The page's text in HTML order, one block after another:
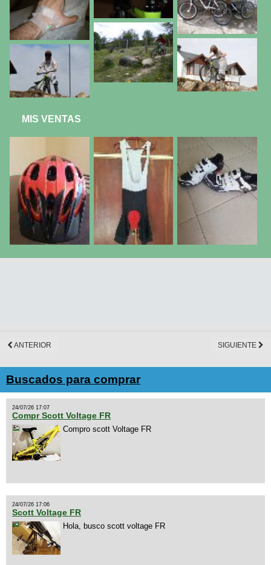
MIS VENTAS
ANTERIOR SIGUIENTE
Buscados para comprar
24/07/26 17:07
Compr Scott Voltage FR
Compro scott Voltage FR
24/07/26 17:06
Scott Voltage FR
Hola, busco scott voltage FR